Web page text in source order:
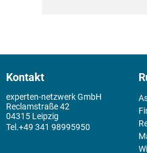
Kontakt
experten-netzwerk GmbH
Reclamstraße 42
04315 Leipzig
+49 341 98995950